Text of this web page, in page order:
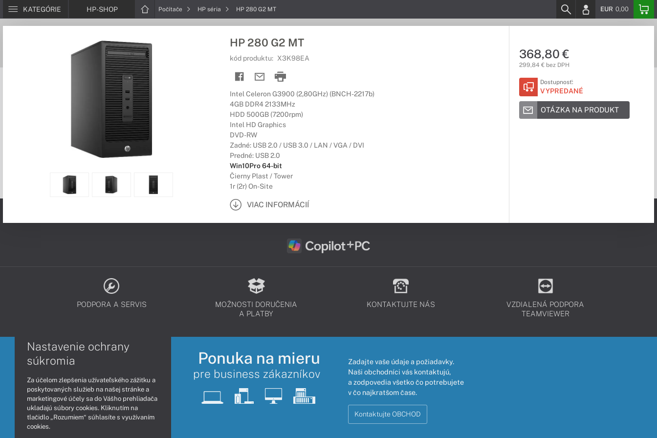
KATEGÓRIE HP-SHOP Počítače HP séria HP 280 G2 MT EUR 0,00
HP 280 G2 MT
kód produktu: X3K98EA
Intel Celeron G3900 (2,80GHz) (BNCH-2217b)
4GB DDR4 2133MHz
HDD 500GB (7200rpm)
Intel HD Graphics
DVD-RW
Zadné: USB 2.0 / USB 3.0 / LAN / VGA / DVI
Predné: USB 2.0
Win10Pro 64-bit
Čierny Plast / Tower
1r (2r) On-Site
VIAC INFORMÁCIÍ
368,80 €
299,84 € bez DPH
Dostupnosť:
VYPREDANÉ
OTÁZKA NA PRODUKT
PODPORA A SERVIS
MOŽNOSTI DORUČENIA
A PLATBY
KONTAKTUJTE NÁS
VZDIALENÁ PODPORA
TEAMVIEWER
Ponuka na mieru
pre business zákazníkov
Zadajte vaše údaje a požiadavky.
Naši obchodníci vás kontaktujú,
a zodpovedia všetko čo potrebujete
v čo najkratšom čase.
Kontaktujte OBCHOD
Nastavenie ochrany
súkromia
Za účelom zlepšenia užívateľského zážitku a
poskytovaných služieb na našej stránke a
marketingové účely sa do Vášho prehliadača
ukladajú súbory cookies. Kliknutím na
tlačidlo „Rozumiem“ súhlasíte s využívaním
cookies.